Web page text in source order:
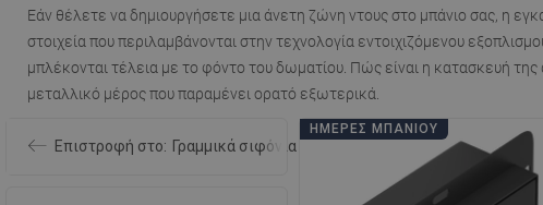
Εάν θέλετε να δημιουργήσετε μια άνετη ζώνη ντους στο μπάνιο σας, η
στοιχεία που περιλαμβάνονται στην τεχνολογία εντοιχιζόμενου
μπλέκονται τέλεια με το φόντο του δωματίου. Πώς είναι η κατασκευή
μεταλλικό μέρος που παραμένει ορατό εξωτερικά.
Επιστροφή στο: Γραμμικά σιφόνια ντους
ΗΜΈΡΕΣ ΜΠΆΝΙΟΥ